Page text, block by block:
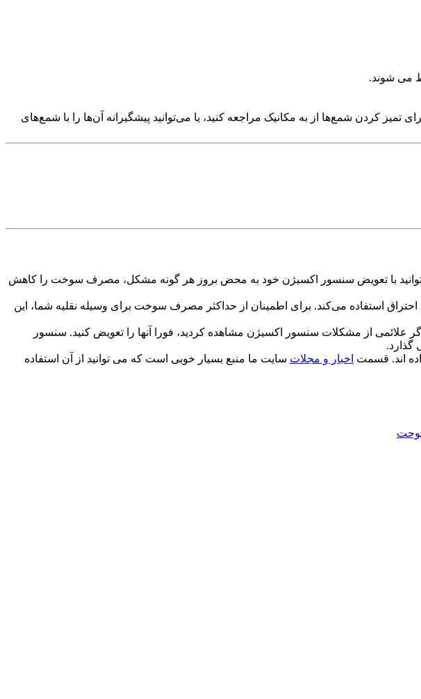
می شوند.
کردن شمع‌ها از به مکانیک مراجعه کنید، یا می‌توانید پیشگیرانه آن‌ها را با شمع‌های
می توانید با تعویض سنسور اکسیژن خود به محض بروز هر گونه مشکل، مصرف سوخت را کاهش
استفاده می‌کند. برای اطمینان از حداکثر مصرف سوخت برای وسیله نقلیه شما، این
از مشکلات سنسور اکسیژن مشاهده کردید، فورا آنها را تعویض کنید. سنسور
گذارد.
اند. قسمت اخبار و مجلات سایت ما منبع بسیار خوبی است که می توانید از آن استفاده